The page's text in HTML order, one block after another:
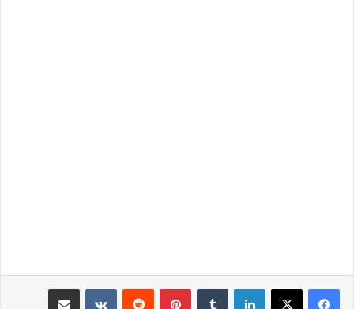
لينكدإن بينتيريست
مشاركة عبر البريد